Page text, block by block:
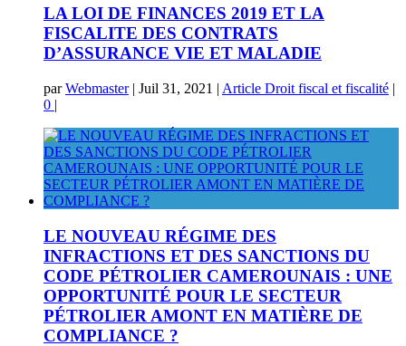
LA LOI DE FINANCES 2019 ET LA
FISCALITE DES CONTRATS
D’ASSURANCE VIE ET MALADIE
parWebmaster| Juil 31, 2021 | Article Droit fiscal et fiscalité |
0 |
LE NOUVEAU RÉGIME DES
INFRACTIONS ET DES SANCTIONS DU
CODE PÉTROLIER CAMEROUNAIS : UNE
OPPORTUNITÉ POUR LE SECTEUR
PÉTROLIER AMONT EN MATIÈRE DE
COMPLIANCE ?